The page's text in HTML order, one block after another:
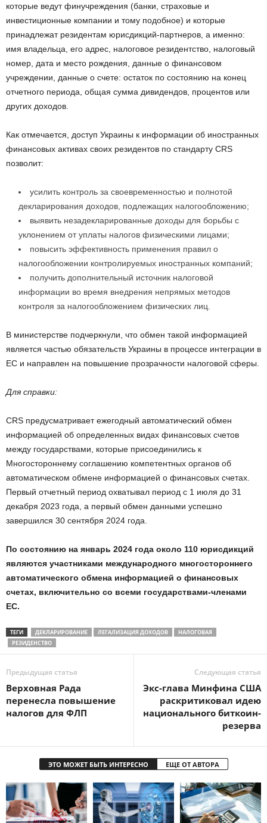
которые ведут финучреждения (банки, страховые и
инвестиционные компании и тому подобное) и которые
принадлежат резидентам юрисдикций-партнеров, а именно:
имя владельца, его адрес, налоговое резидентство, налоговый
номер, дата и место рождения, данные о финансовом
учреждении, данные о счете: остаток по состоянию на конец
отчетного периода, общая сумма дивидендов, процентов или
других доходов.
Как отмечается, доступ Украины к информации об иностранных
финансовых активах своих резидентов по стандарту CRS
позволит:
усилить контроль за своевременностью и полнотой
декларирования доходов, подлежащих налогообложению;
выявить незадекларированные доходы для борьбы с
уклонением от уплаты налогов физическими лицами;
повысить эффективность применения правил о
налогообложении контролируемых иностранных компаний;
получить дополнительный источник налоговой
информации во время внедрения непрямых методов
контроля за налогообложением физических лиц.
В министерстве подчеркнули, что обмен такой информацией
является частью обязательств Украины в процессе интеграции в
ЕС и направлен на повышение прозрачности налоговой сферы.
Для справки:
CRS предусматривает ежегодный автоматический обмен
информацией об определенных видах финансовых счетов
между государствами, которые присоединились к
Многостороннему соглашению компетентных органов об
автоматическом обмене информацией о финансовых счетах.
Первый отчетный период охватывал период с 1 июля до 31
декабря 2023 года, а первый обмен данными успешно
завершился 30 сентября 2024 года.
По состоянию на январь 2024 года около 110 юрисдикций
являются участниками международного многостороннего
автоматического обмена информацией о финансовых
счетах, включительно со всеми государствами-членами
ЕС.
ТЕГИ ДЕКЛАРИРОВАНИЕ ЛЕГАЛИЗАЦИЯ ДОХОДОВ
НАЛОГОВАЯ
РЕЗИДЕНСТВО
Предыдущая статья
Верховная Рада
перенесла повышение
налогов для ФЛП
Следующая статья
Экс-глава Минфина США
раскритиковал идею
национального биткоин-
резерва
ЭТО МОЖЕТ БЫТЬ ИНТЕРЕСНО ЕЩЕ ОТ АВТОРА